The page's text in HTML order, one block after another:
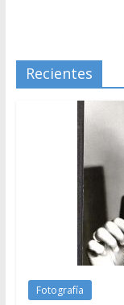
Recientes
Fotografía